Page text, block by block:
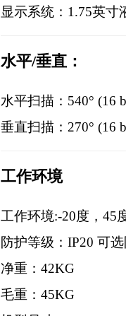
显示系统：1.75英寸
水平/垂直：
水平扫描：540° (16
垂直扫描：270° (16
工作环境
工作环境:-20度，45
防护等级：IP20 可
净重：42KG
毛重：45KG